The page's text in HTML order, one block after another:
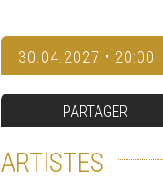
30.04.2027 • 20:00
PARTAGER
ARTISTES